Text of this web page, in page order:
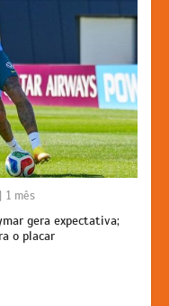
1 mês
gera expectativa;
o placar